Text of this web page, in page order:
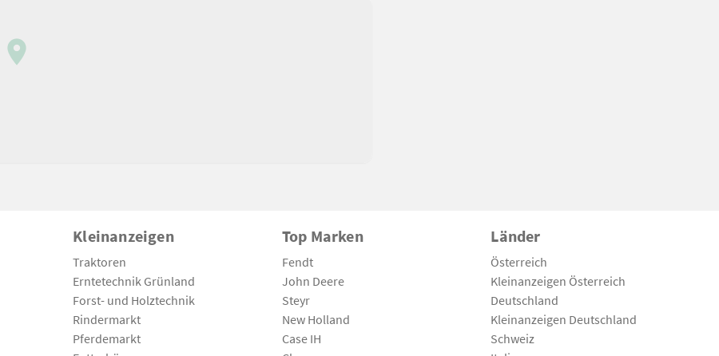
Kleinanzeigen
Traktoren
Erntetechnik Grünland
Forst- und Holztechnik
Rindermarkt
Pferdemarkt
Top Marken
Fendt
John Deere
Steyr
New Holland
Case IH
Länder
Österreich
Kleinanzeigen Österreich
Deutschland
Kleinanzeigen Deutschland
Schweiz